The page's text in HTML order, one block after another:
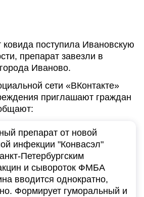
ковида поступила Ивановскую
препарат завезли в
Иваново.
сети «ВКонтакте»
приглашают граждан
препарат от новой
инфекции "Конвасэл"
Петербургским
и сывороток ФМБА
вводится однократно,
Формирует гуморальный и